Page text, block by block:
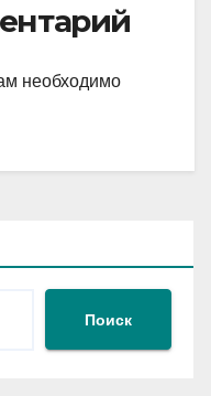
необходимо
Поиск